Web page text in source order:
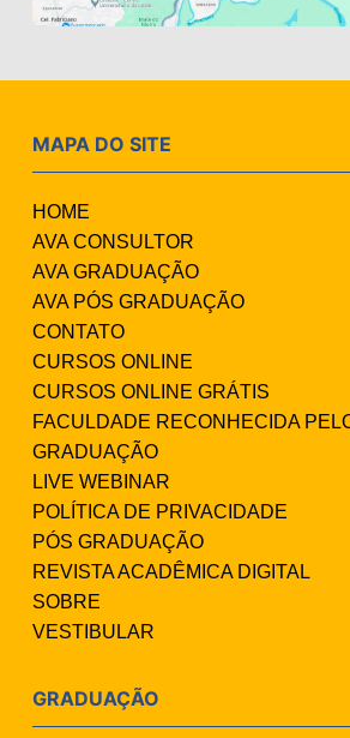
MAPA DO SITE
HOME
AVA CONSULTOR
AVA GRADUAÇÃO
AVA PÓS GRADUAÇÃO
CONTATO
CURSOS ONLINE
CURSOS ONLINE GRÁTIS
FACULDADE RECONHECIDA
GRADUAÇÃO
LIVE WEBINAR
POLÍTICA DE PRIVACIDADE
PÓS GRADUAÇÃO
REVISTA ACADÊMICA DIGITAL
SOBRE
VESTIBULAR
GRADUAÇÃO